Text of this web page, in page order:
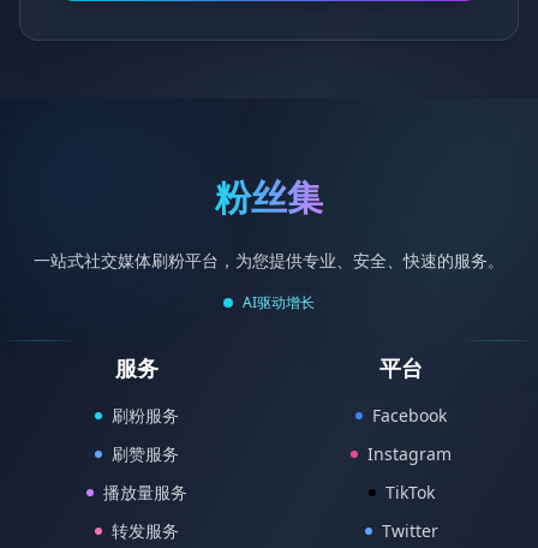
粉丝集
一站式社交媒体刷粉平台，为您提供专业、安全、快速的服务。
AI驱动增长
服务
刷粉服务
刷赞服务
播放量服务
转发服务
平台
Facebook
Instagram
TikTok
Twitter